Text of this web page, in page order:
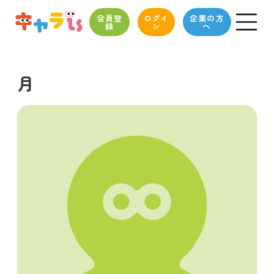
会員登
録
ログイ
ン
企業の方
へ
月